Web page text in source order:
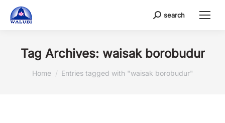
Search:
search
Tag Archives: waisak borobudur
You are here:
Home Entries tagged with "waisak borobudur"